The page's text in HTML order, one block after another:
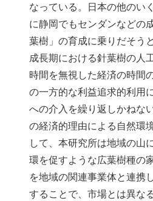
なっている。日本の他のい
に静岡でもセンダンなどの
葉樹」の育成に乗りだそう
成長期における針葉樹の人
時間を無視した経済の時間
の一方的な利益追求的利用
への介入を繰り返しかねな
の経済的理由による自然環
して、本研究所は地域の山
環を促すような広葉樹種の
を地域の関連事業体と連携
することで、市場とは異な